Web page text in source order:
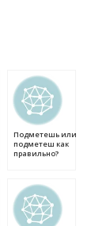
Подметешь или
подметеш как
правильно?